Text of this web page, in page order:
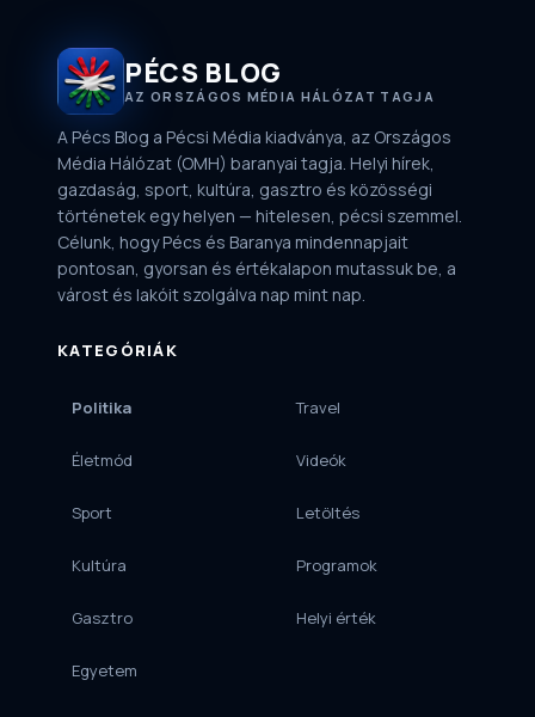
PÉCS BLOG
AZ ORSZÁGOS MÉDIA HÁLÓZAT TAGJA
A Pécs Blog a Pécsi Média kiadványa, az Országos
Média Hálózat (OMH) baranyai tagja. Helyi hírek,
gazdaság, sport, kultúra, gasztro és közösségi
történetek egy helyen — hitelesen, pécsi szemmel.
Célunk, hogy Pécs és Baranya mindennapjait
pontosan, gyorsan és értékalapon mutassuk be, a
várost és lakóit szolgálva nap mint nap.
KATEGÓRIÁK
Politika
Életmód
Sport
Kultúra
Gasztro
Egyetem
Travel
Videók
Letöltés
Programok
Helyi érték